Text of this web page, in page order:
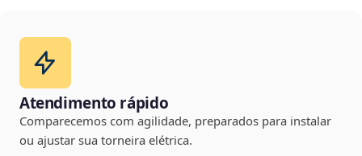
Atendimento rápido
Comparecemos com agilidade, preparados para instalar
ou ajustar sua torneira elétrica.